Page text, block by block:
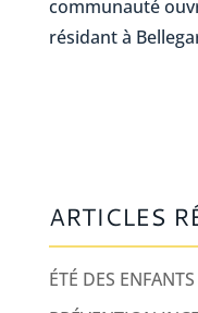
communauté
résidant à
ARTICLES
ÉTÉ DES